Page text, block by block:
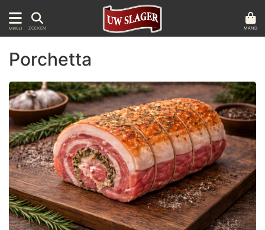
MENU ZOEKEN MAND
Porchetta